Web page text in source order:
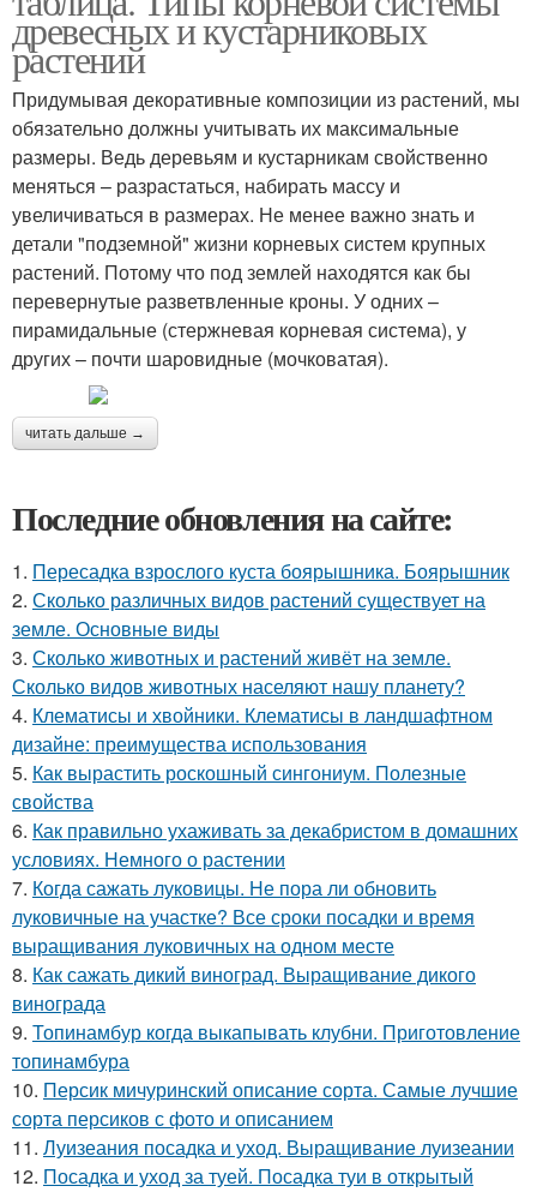
древесных и кустарниковых
растений
Придумывая декоративные композиции из растений, мы
обязательно должны учитывать их максимальные
размеры. Ведь деревьям и кустарникам свойственно
меняться – разрастаться, набирать массу и
увеличиваться в размерах. Не менее важно знать и
детали "подземной" жизни корневых систем крупных
растений. Потому что под землей находятся как бы
перевернутые разветвленные кроны. У одних –
пирамидальные (стержневая корневая система), у
других – почти шаровидные (мочковатая).
читать дальше →
Последние обновления на сайте:
1. Пересадка взрослого куста боярышника. Боярышник
2. Сколько различных видов растений существует на
земле. Основные виды
3. Сколько животных и растений живёт на земле.
Сколько видов животных населяют нашу планету?
4. Клематисы и хвойники. Клематисы в ландшафтном
дизайне: преимущества использования
5. Как вырастить роскошный сингониум. Полезные
свойства
6. Как правильно ухаживать за декабристом в домашних
условиях. Немного о растении
7. Когда сажать луковицы. Не пора ли обновить
луковичные на участке? Все сроки посадки и время
выращивания луковичных на одном месте
8. Как сажать дикий виноград. Выращивание дикого
винограда
9. Топинамбур когда выкапывать клубни. Приготовление
топинамбура
10. Персик мичуринский описание сорта. Самые лучшие
сорта персиков с фото и описанием
11. Луизеания посадка и уход. Выращивание луизеании
12. Посадка и уход за туей. Посадка туи в открытый